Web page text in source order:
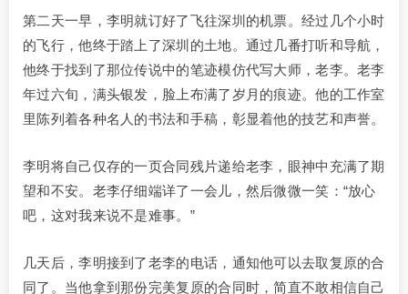
第二天一早，李明就订好了飞往深圳的机票。经过几个小时
的飞行，他终于踏上了深圳的土地。通过几番打听和导航，
他终于找到了那位传说中的笔迹模仿代写大师，老李。老李
年过六旬，满头银发，脸上布满了岁月的痕迹。他的工作室
里陈列着各种名人的书法和手稿，彰显着他的技艺和声誉。
李明将自己仅存的一页合同残片递给老李，眼神中充满了期
望和不安。老李仔细端详了一会儿，然后微微一笑：“放心
吧，这对我来说不是难事。”
几天后，李明接到了老李的电话，通知他可以去取复原的合
同了。当他拿到那份完美复原的合同时，简直不敢相信自己